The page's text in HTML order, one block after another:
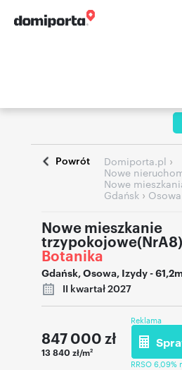
Powrót Domiporta.pl ›
Nowe
Nowe
Gdańsk › Osowa
Nowe mieszkanie
trzypokojowe(NrA8)
Botanika
Gdańsk,Osowa, Izydy-
II kwartał 2027
847 000 zł
13 840 zł/m2
Reklama
RRSO 6,09%